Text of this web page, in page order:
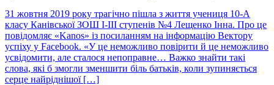
31 жовтня 2019 року трагічно пішла з життя учениця 10-А
класу Канівської ЗОШ І-ІІІ ступенів №4 Лещенко Інна. Про це
повідомляє «Kanos» із посиланням на інформацію Вектору
успіху у Facebook. «У це неможливо повірити й це неможливо
усвідомити, але сталося непоправне… Важко знайти такі
слова, які б змогли зменшити біль батьків, коли зупиняється
серце найріднішої […]